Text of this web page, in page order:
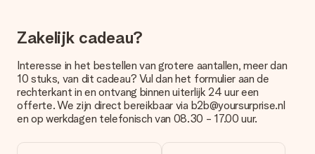
met onze klantenservice.
Betalen
Hoe kan ik mijn bestelling betalen?
Wij bieden de volgende betaalmethodes aan: iDeal, Paypal,
creditcard of handmatige overboeking. Hou bij handmatige
overboeking wel rekening met 3 dagen extra levertijd van je
Zakelijk cadeau?
Interesse in het bestellen van grotere aantallen, meer dan
10 stuks, van dit cadeau? Vul dan het formulier aan de
rechterkant in en ontvang binnen uiterlijk 24 uur een
offerte. We zijn direct bereikbaar via b2b@yoursurprise.nl
en op werkdagen telefonisch van 08.30 - 17.00 uur.